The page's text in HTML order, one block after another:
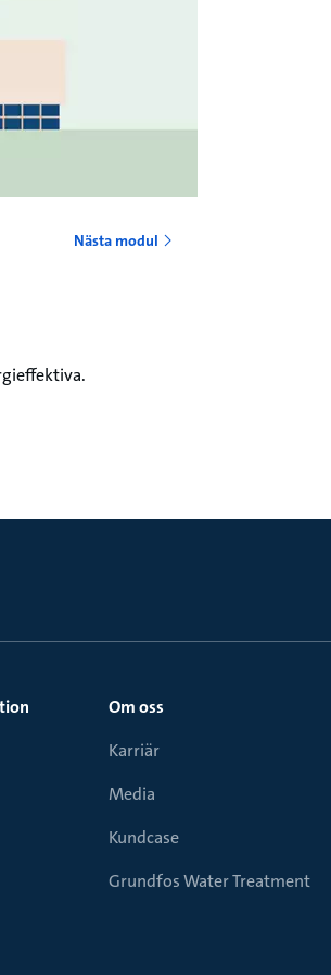
Nästa modul
Om oss
Karriär
Media
Kundcase
Grundfos Water Treatment